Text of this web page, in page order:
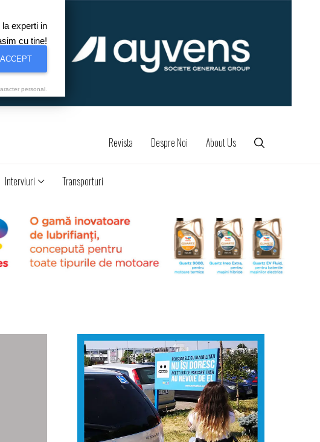
Revista Despre Noi About Us
Interviuri Transporturi
experti in
cu tine!
ACCEPT
personal.